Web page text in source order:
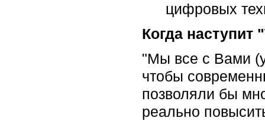
цифровых
Когда наступит
"Мы все с Вами
чтобы
позволяли бы
реально